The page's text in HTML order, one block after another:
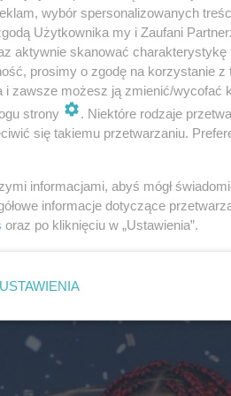
eksperymentować ze
piosenkarka zmieniła
jest" i Sara postanowiła
wybrała bardziej
na swoim profilu
oraz Zalią w
prezentując między innymi
w 2023 roku oraz
wybór spersonalizowanych
Użytkownika my i Zaufani
aktywnie skanować
prosimy o zgodę na korzystanie z
i zawsze możesz ją zmienić/
strony
. Niektóre rodzaje
się takiemu przetwarzaniu.
informacjami, abyś mógł
informacje dotyczące
oraz po kliknięciu w „Ustawienia”.
USTAWIENIA